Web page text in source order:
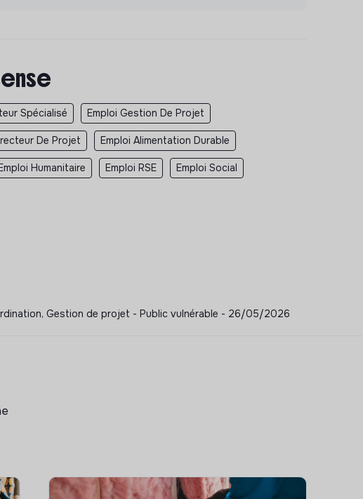
Spécialisé Emploi Gestion De Projet
De Projet Emploi Alimentation Durable
Humanitaire Emploi RSE Emploi Social
Gestion de projet - Public vulnérable - 26/05/2026